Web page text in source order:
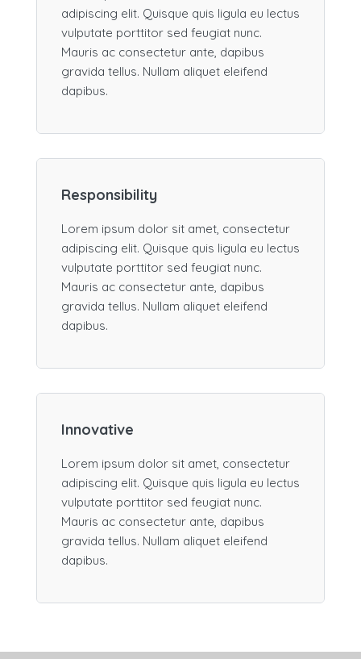
adipiscing elit. Quisque quis ligula eu lectus
vulputate porttitor sed feugiat nunc.
Mauris ac consectetur ante, dapibus
gravida tellus. Nullam aliquet eleifend
dapibus.
Responsibility
Lorem ipsum dolor sit amet, consectetur
adipiscing elit. Quisque quis ligula eu lectus
vulputate porttitor sed feugiat nunc.
Mauris ac consectetur ante, dapibus
gravida tellus. Nullam aliquet eleifend
dapibus.
Innovative
Lorem ipsum dolor sit amet, consectetur
adipiscing elit. Quisque quis ligula eu lectus
vulputate porttitor sed feugiat nunc.
Mauris ac consectetur ante, dapibus
gravida tellus. Nullam aliquet eleifend
dapibus.